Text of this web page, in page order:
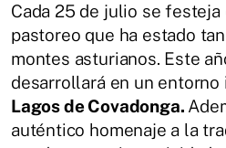
Cada 25 de julio se
pastoreo que ha estado
montes asturianos. Este
desarrollará en un entorno
Lagos de Covadonga.
auténtico homenaje a la